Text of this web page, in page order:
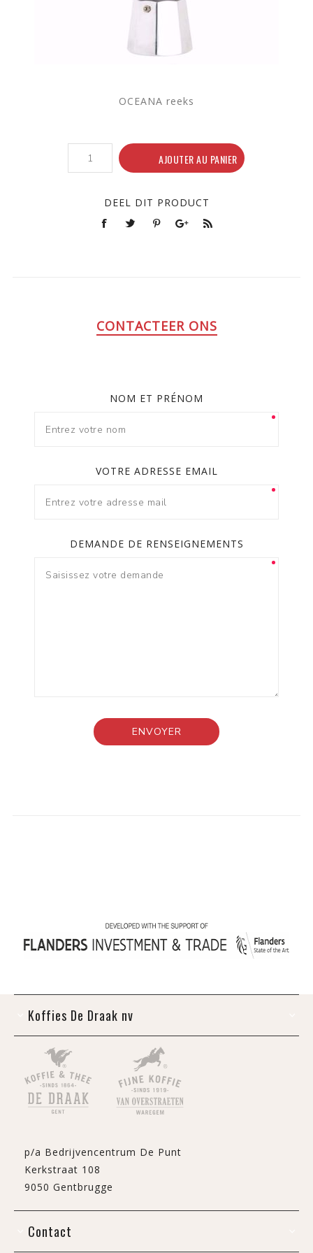
OCEANA reeks
AJOUTER AU PANIER
DEEL DIT PRODUCT
CONTACTEER ONS
NOM ET PRÉNOM
VOTRE ADRESSE EMAIL
DEMANDE DE RENSEIGNEMENTS
Koffies De Draak nv
p/a Bedrijvencentrum De Punt
Kerkstraat 108
9050 Gentbrugge
Contact